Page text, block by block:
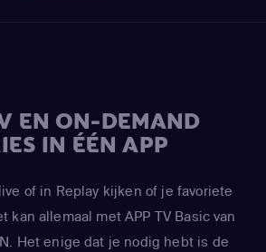
EN ON-DEMAND
IN ÉÉN APP
of in Replay kijken of je favoriete
kan allemaal met APP TV Basic van
Het enige dat je nodig hebt is de